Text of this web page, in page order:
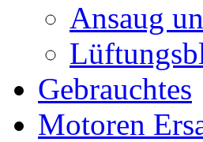
Ansaug
Gebrauchtes
Motoren